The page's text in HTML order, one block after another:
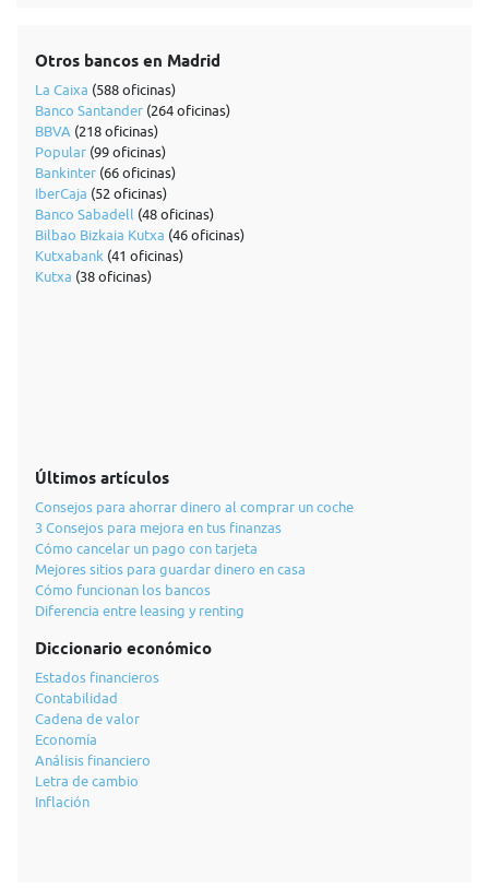
Otros bancos en Madrid
La Caixa (588 oficinas)
Banco Santander (264 oficinas)
BBVA (218 oficinas)
Popular (99 oficinas)
Bankinter (66 oficinas)
IberCaja (52 oficinas)
Banco Sabadell (48 oficinas)
Bilbao Bizkaia Kutxa (46 oficinas)
Kutxabank (41 oficinas)
Kutxa (38 oficinas)
Últimos artículos
Consejos para ahorrar dinero al comprar un coche
3 Consejos para mejora en tus finanzas
Cómo cancelar un pago con tarjeta
Mejores sitios para guardar dinero en casa
Cómo funcionan los bancos
Diferencia entre leasing y renting
Diccionario económico
Estados financieros
Contabilidad
Cadena de valor
Economía
Análisis financiero
Letra de cambio
Inflación